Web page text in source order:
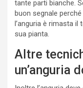
tante parti bianche.
buon segnale
l’anguria è rimasta
sua pianta.
Altre
un’anguria